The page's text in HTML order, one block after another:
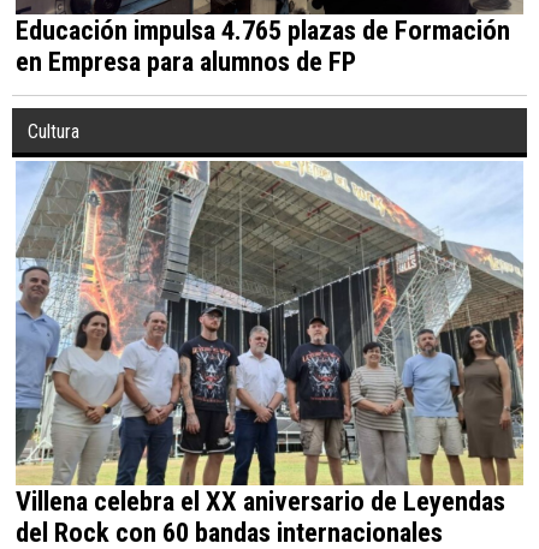
Educación impulsa 4.765 plazas de Formación
en Empresa para alumnos de FP
Cultura
Villena celebra el XX aniversario de Leyendas
del Rock con 60 bandas internacionales